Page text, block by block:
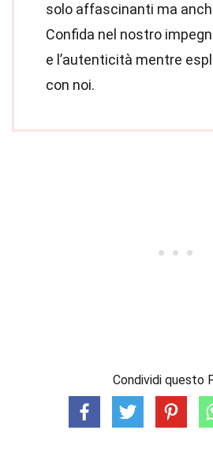
solo affascinanti ma
Confida nel nostro
e l’autenticità mentre
con noi.
Condividi questo